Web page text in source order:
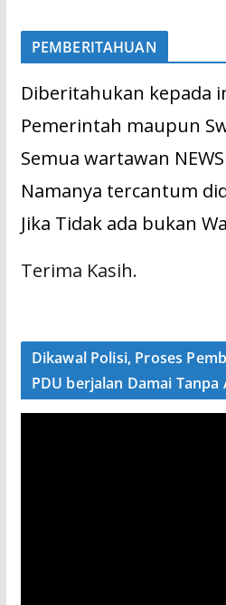
PEMBERITAHUAN
Diberitahukan kepada
Pemerintah maupun
Semua wartawan
Namanya tercantum
Jika Tidak ada bukan
Terima Kasih.
Dikawal Polisi, Proses
PDU berjalan Damai Tanpa